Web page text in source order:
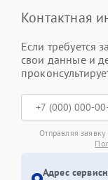
Контактная
Если требуется
свои данные и
Отправляя
Адрес